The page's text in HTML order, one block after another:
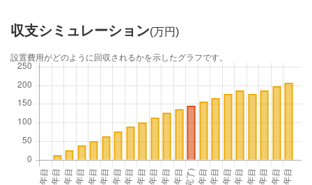
収支シミュレーション(万円)
設置費用がどのように回収されるかを示したグラフです。